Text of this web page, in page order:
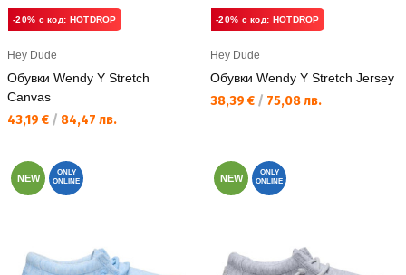
-20% с код: HOTDROP
Hey Dude
Обувки Wendy Y Stretch
Canvas
Текуща цена:
43,19 € / 84,47 лв.
-20% с код: HOTDROP
Hey Dude
Обувки Wendy Y Stretch Jersey
Текуща цена:
38,39 € / 75,08 лв.
NEW
ONLY
ONLINE
NEW
ONLY
ONLINE